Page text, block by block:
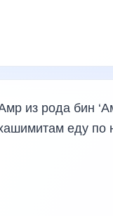
из рода бин
еду по